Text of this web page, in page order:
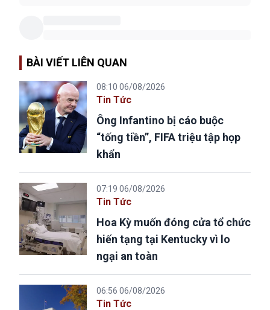
BÀI VIẾT LIÊN QUAN
08:10 06/08/2026
Tin Tức
Ông Infantino bị cáo buộc
“tống tiền”, FIFA triệu tập họp
khẩn
07:19 06/08/2026
Tin Tức
Hoa Kỳ muốn đóng cửa tổ chức
hiến tạng tại Kentucky vì lo
ngại an toàn
06:56 06/08/2026
Tin Tức